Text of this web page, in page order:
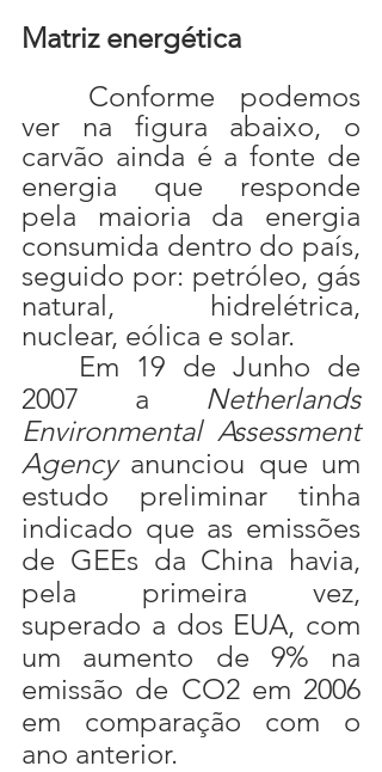
Matriz energética
ver na figura abaixo, o
carvão ainda é a fonte de
energia que responde
pela maioria da energia
consumida dentro do país,
seguido por: petróleo, gás
natural, hidrelétrica,
nuclear, eólica e solar.
2007 a Netherlands
Environmental Assessment
Agency anunciou que um
estudo preliminar tinha
indicado que as emissões
de GEEs da China havia,
pela primeira vez,
superado a dos EUA, com
um aumento de 9% na
emissão de CO2 em 2006
em comparação com o
ano anterior.